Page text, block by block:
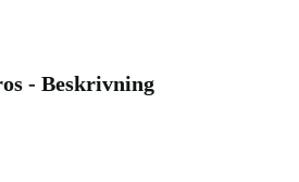
- Beskrivning